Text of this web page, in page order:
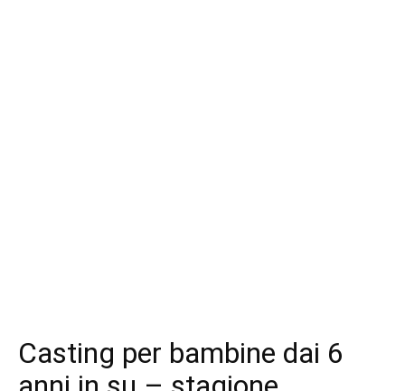
Casting per bambine dai 6